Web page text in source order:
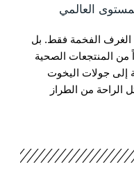
العالمي
الغرف الفخمة فقط. بل
من المنتجعات الصحية
إلى جولات اليخوت
الراحة من الطراز